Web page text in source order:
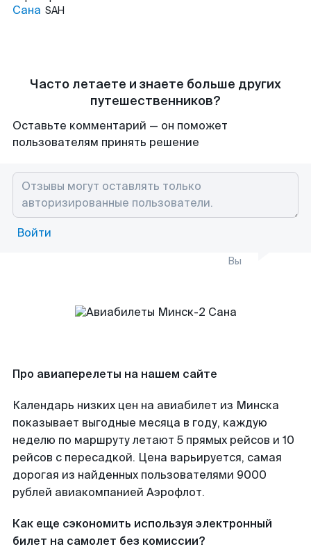
Сана SAH
Часто летаете и знаете больше других
путешественников?
Оставьте комментарий — он поможет
пользователям принять решение
Войти
Вы
Про авиаперелеты на нашем сайте
Календарь низких цен на авиабилет из Минска
показывает выгодные месяца в году, каждую
неделю по маршруту летают 5 прямых рейсов и 10
рейсов с пересадкой. Цена варьируется, самая
дорогая из найденных пользователями 9000
рублей авиакомпанией Аэрофлот.
Как еще сэкономить используя электронный
билет на самолет без комиссии?